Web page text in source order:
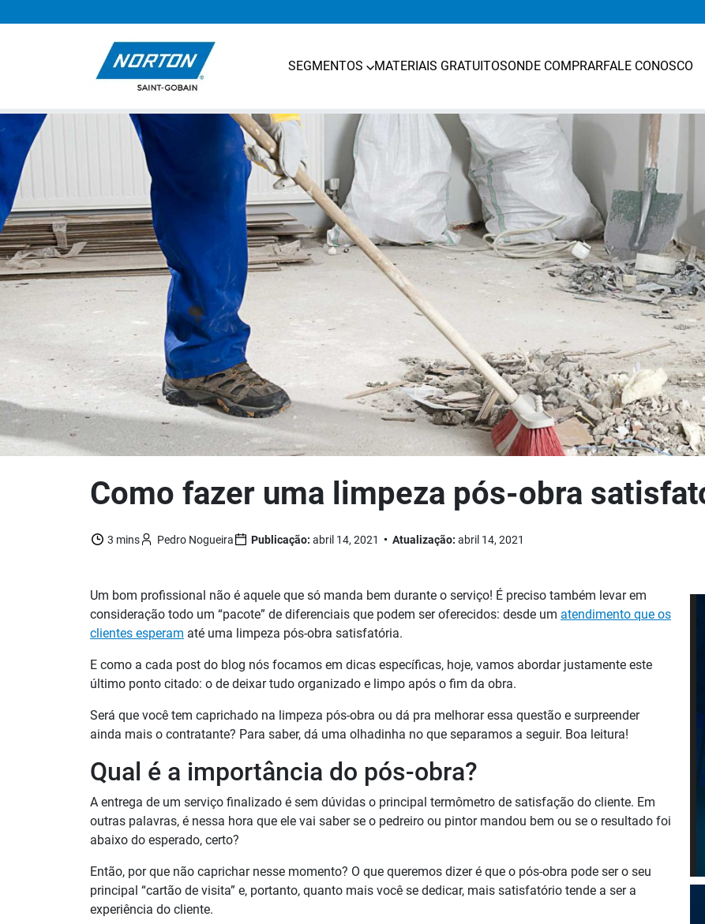
SEGMENTOS MATERIAIS GRATUITOSONDE COMPRARFALE CONOSCO
Como fazer uma limpeza pós-obra
3 mins Pedro Nogueira Publicação: abril 14, 2021 Atualização: abril 14, 2021
Um bom profissional não é aquele que só manda bem durante o serviço! É preciso também levar em
consideração todo um “pacote” de diferenciais que podem ser oferecidos: desde um atendimento que os
clientes esperam até uma limpeza pós-obra satisfatória.
E como a cada post do blog nós focamos em dicas específicas, hoje, vamos abordar justamente este
último ponto citado: o de deixar tudo organizado e limpo após o fim da obra.
Será que você tem caprichado na limpeza pós-obra ou dá pra melhorar essa questão e surpreender
ainda mais o contratante? Para saber, dá uma olhadinha no que separamos a seguir. Boa leitura!
Qual é a importância do pós-obra?
A entrega de um serviço finalizado é sem dúvidas o principal termômetro de satisfação do cliente. Em
outras palavras, é nessa hora que ele vai saber se o pedreiro ou pintor mandou bem ou se o resultado foi
abaixo do esperado, certo?
Então, por que não caprichar nesse momento? O que queremos dizer é que o pós-obra pode ser o seu
principal “cartão de visita” e, portanto, quanto mais você se dedicar, mais satisfatório tende a ser a
experiência do cliente.